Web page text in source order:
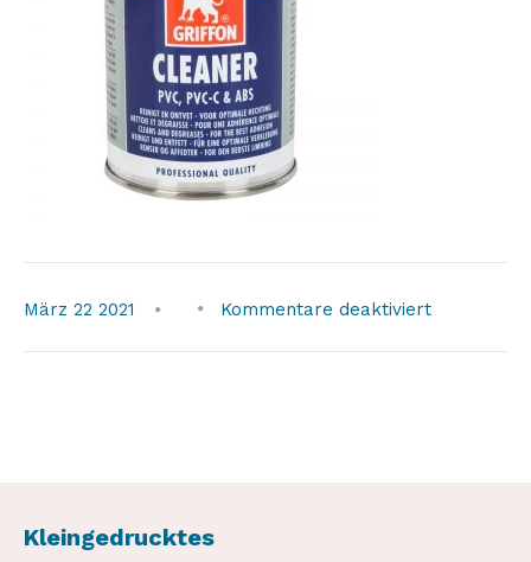
März 22 2021 Kommentare deaktiviertfür
Kleingedrucktes